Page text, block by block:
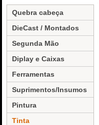
Quebra cabeça
DieCast / Montados
Segunda Mão
Diplay e Caixas
Ferramentas
Suprimentos/Insumos
Pintura
Tinta